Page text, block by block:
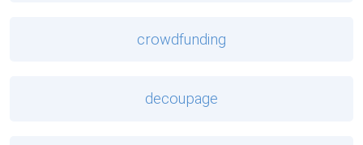
crowdfunding
decoupage